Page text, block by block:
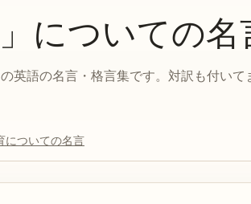
」についての名
の英語の名言・格言集です。対訳も付いて
についての名言